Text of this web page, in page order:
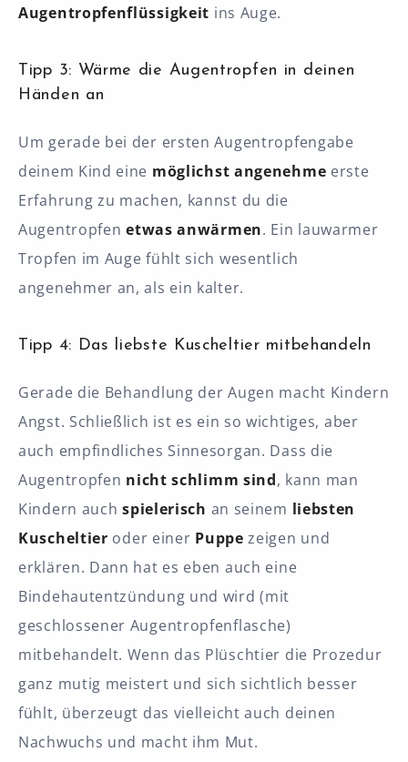
Augentropfenflüssigkeit ins Auge.
Tipp 3: Wärme die Augentropfen in deinen
Händen an
Um gerade bei der ersten Augentropfengabe
deinem Kind eine möglichst angenehme erste
Erfahrung zu machen, kannst du die
Augentropfenetwas anwärmen. Ein lauwarmer
Tropfen im Auge fühlt sich wesentlich
angenehmer an, als ein kalter.
Tipp 4: Das liebste Kuscheltier mitbehandeln
Gerade die Behandlung der Augen macht Kindern
Angst. Schließlich ist es ein so wichtiges, aber
auch empfindliches Sinnesorgan. Dass die
Augentropfen nicht schlimm sind, kann man
Kindern auchspielerisch an seinem liebsten
Kuscheltier oder einer Puppe zeigen und
erklären. Dann hat es eben auch eine
Bindehautentzündung und wird (mit
geschlossener Augentropfenflasche)
mitbehandelt. Wenn das Plüschtier die Prozedur
ganz mutig meistert und sich sichtlich besser
fühlt, überzeugt das vielleicht auch deinen
Nachwuchs und macht ihm Mut.